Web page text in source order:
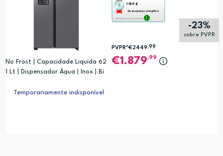
No Frost | Capacidade Liquida 62
1 Lt | Dispensador Água | Inox | Bi
1 189 €
de poupança energética
Modelos mais eficientes 1
Esta
ação
de
-23%
sobre PVPR
PVPR*€2449 ,99
1.879,99
Temporariamente indisponível